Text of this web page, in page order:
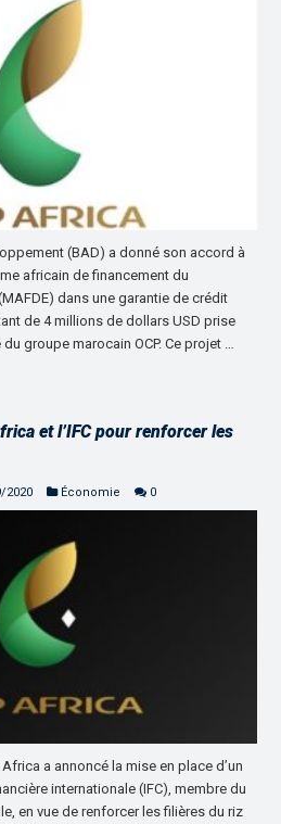
(BAD) a donné son accord à
africain de financement du
dans une garantie de crédit
de 4 millions de dollars USD prise
groupe marocain OCP. Ce projet …
et l’IFC pour renforcer les
2020 Économie 0
a annoncé la mise en place d’un
internationale (IFC), membre du
en vue de renforcer les filières du riz